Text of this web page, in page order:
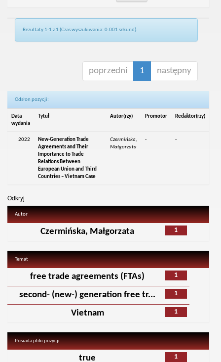
Rezultaty 1-1 z 1 (Czas wyszukiwania: 0.001 sekund).
poprzedni 1 następny
Odsłon pozycji:
Data
wydania
Tytuł Autor(rzy) Promotor Redaktor(rzy)
2022
New-Generation Trade
Agreements and Their
Importance to Trade
Relations Between
European Union and Third
Countries – Vietnam Case
Czermińska,
Małgorzata
- -
Odkryj
Autor
1
Czermińska, Małgorzata
Temat
1
free trade agreements (FTAs)
1
second- (new-) generation free tr...
1
Vietnam
Posiada pliki pozycji
1
true